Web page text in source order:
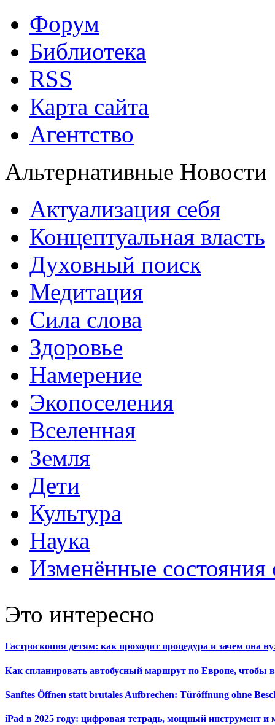
Форум
Библиотека
RSS
Карта сайта
Агентство
Альтернативные Новости
Актуализация себя
Концептуальная власть
Духовный поиск
Медитация
Сила слова
Здоровье
Намерение
Экопоселения
Вселенная
Земля
Дети
Культура
Наука
Изменённые состояния
Это интересно
Гастроскопия детям: как проходит процедура и зачем она
Как спланировать автобусный маршрут по Европе, чтобы
Sanftes Öffnen statt brutales Aufbrechen: Türöffnung ohne
iPad в 2025 году: цифровая тетрадь, мощный инструмент и